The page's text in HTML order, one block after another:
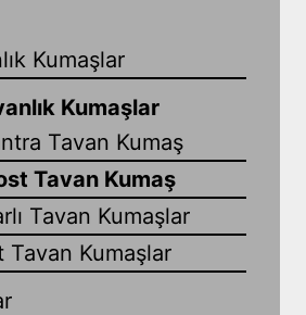
Kumaşlar
Kumaşlar
Tavan Kumaş
Tavan Kumaş
Tavan Kumaşlar
Tavan Kumaşlar